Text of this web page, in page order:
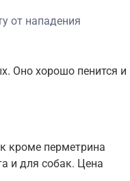
от нападения
Оно хорошо пенится и
кроме перметрина
и для собак. Цена